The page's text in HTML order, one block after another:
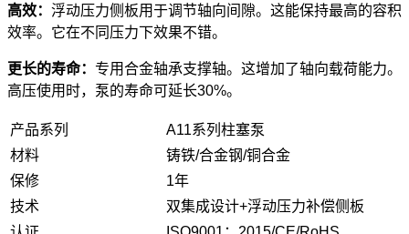
高效： 浮动压力侧板用于调节轴向间隙。这能保持最高的容积
效率。它在不同压力下效果不错。
更长的寿命： 专用合金轴承支撑轴。这增加了轴向载荷能力。
高压使用时，泵的寿命可延长30%。
产品系列
A11系列柱塞泵
材料
铸铁/合金钢/铜合金
保修
1年
技术
双集成设计+浮动压力补偿侧板